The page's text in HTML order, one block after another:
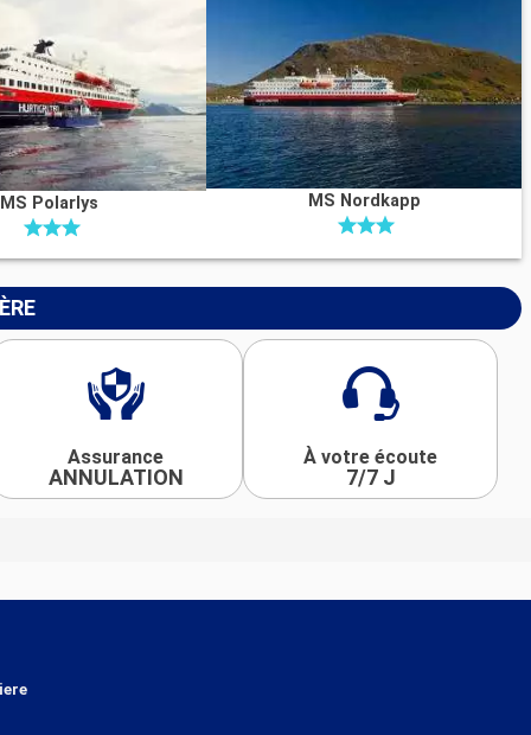
MS Polarlys MS Nordkapp
Assurance
ANNULATION
À votre écoute
7/7 J